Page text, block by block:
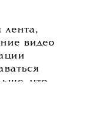
видео
что